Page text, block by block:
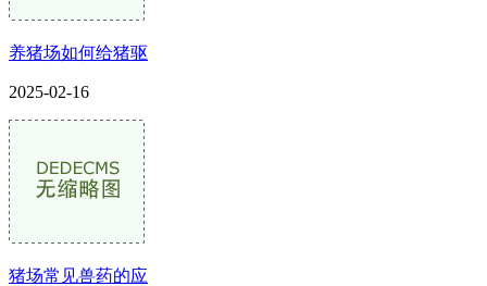
养猪场如何给猪驱
2025-02-16
猪场常见兽药的应